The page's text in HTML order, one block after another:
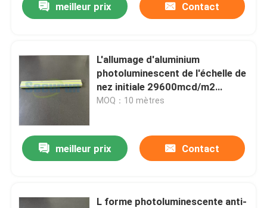
meilleur prix Contact
L'allumage d'aluminium
photoluminescent de l'échelle de
nez initiale 29600mcd/m2
480min 23mcd/m2
MOQ：10 mètres
meilleur prix Contact
L forme photoluminescente anti-